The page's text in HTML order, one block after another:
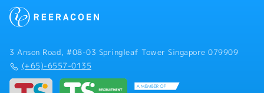
3 Anson Road, #08-03 Springleaf Tower Singapore 079909
(+65)-6557-0135